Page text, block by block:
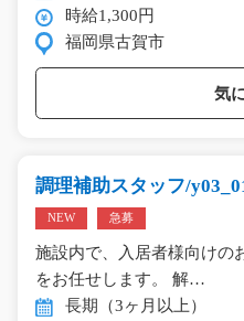
時給1,300円
福岡県古賀市
気
調理補助スタッフ/
NEW 急募
施設内で、入居者様向けの
をお任せします。 解…
長期（3ヶ月以上）